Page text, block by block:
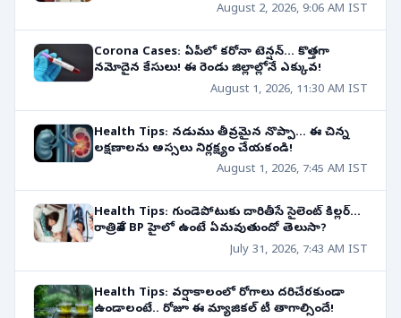
August 2, 2026, 9:06 AM IST
Corona Cases: ఏపీలో కరోనా టెన్షన్... కొత్తగా
నమోదైన కేసులు! ఈ రెండు జిల్లాల్లోనే ఎక్కువ!
August 1, 2026, 11:30 AM IST
Health Tips: నడుము తీవ్రమైన నొప్పా... ఈ చిన్న
లక్షణాలను అస్సలు నిర్లక్ష్యం చేయకండి!
August 1, 2026, 7:45 AM IST
Health Tips: గుండెపోటుకు దారితీసే సైలెంట్ కిల్లర్...
రాత్రివేళ BP హైలో ఉంటే ఏమవుతుందో తెలుసా?
July 31, 2026, 7:43 AM IST
Health Tips: వర్షాకాలంలో రోగాలు దరిచేరకుండా
ఉండాలంటే.. రోజూ ఈ మ్యాజికల్ టీ తాగాల్సిందే!